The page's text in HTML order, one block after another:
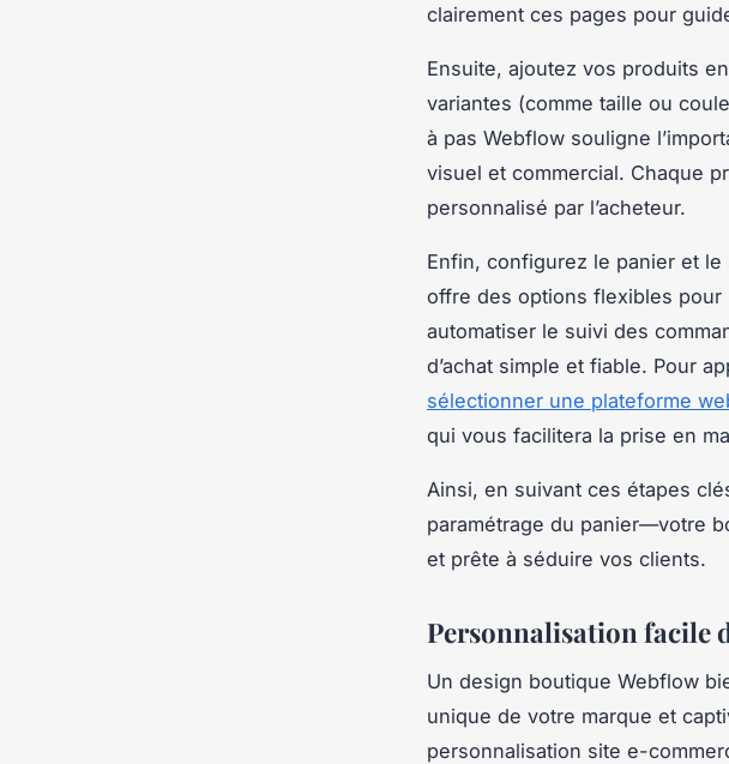
clairement ces pages pour
Ensuite, ajoutez vos produits
variantes (comme taille ou
à pas Webflow souligne
visuel et commercial. Chaque
personnalisé par l’acheteur.
Enfin, configurez le panier et
offre des options flexibles pour
automatiser le suivi des
d’achat simple et fiable. Pour
sélectionner une plateforme
qui vous facilitera la prise en
Ainsi, en suivant ces étapes
paramétrage du panier—votre
et prête à séduire vos clients.
Personnalisation facile
Un design boutique Webflow
unique de votre marque et
personnalisation site e-